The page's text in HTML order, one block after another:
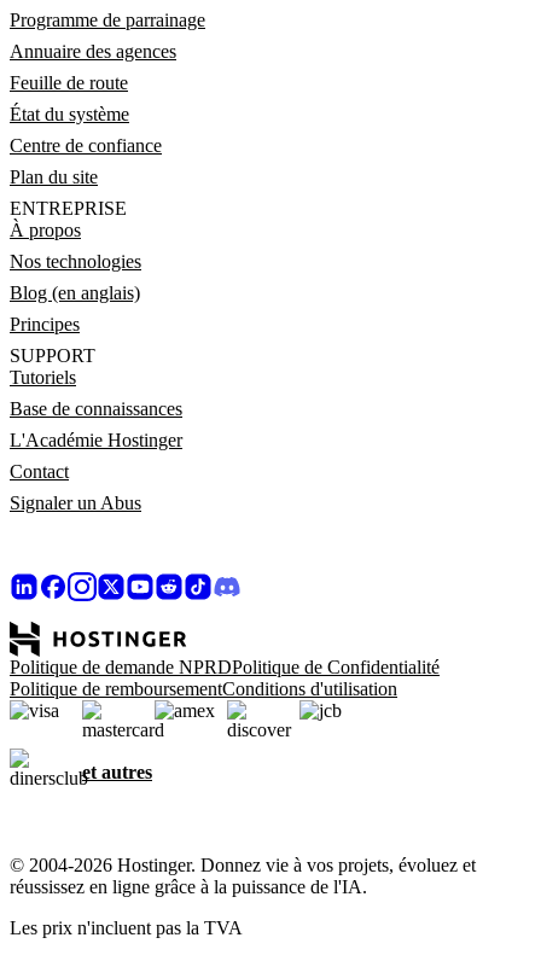
Programme de parrainage
Annuaire des agences
Feuille de route
État du système
Centre de confiance
Plan du site
ENTREPRISE
À propos
Nos technologies
Blog (en anglais)
Principes
SUPPORT
Tutoriels
Base de connaissances
L'Académie Hostinger
Contact
Signaler un Abus
Politique de demande NPRDPolitique de Confidentialité
Politique de remboursementConditions d'utilisation
et autres
© 2004-2026 Hostinger. Donnez vie à vos projets, évoluez et
réussissez en ligne grâce à la puissance de l'IA.
Les prix n'incluent pas la TVA